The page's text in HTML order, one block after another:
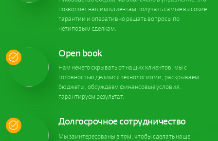
позволяет нашим клиентам получать самые высокие
гарантии и оперативно решать вопросы по
нетиповым сделкам.
Open book
Нам нечего скрывать от наших клиентов, мы с
готовностью делимся технологиями, раскрываем
бюджеты, обсуждаем финансовые условия,
гарантируем результат.
Долгосрочное сотрудничество
Мы заинтересованы в том, чтобы сделать наше